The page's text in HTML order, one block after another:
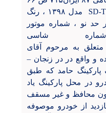
SD-
مدل ۱۳۹۸ ، رنگ
حد نو ، شماره موتور
متعلق به مرحوم آقای
و واقع در در زنجان –
پارکینگ حامد که طبق
در محل پارکینگ یاد
محافظ و غیر مسقف
از خودرو موصوفه